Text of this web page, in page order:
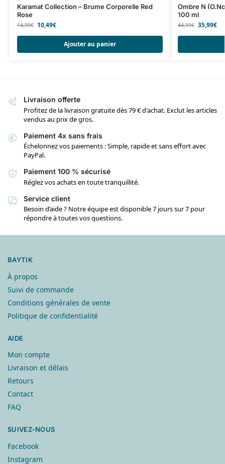
Karamat Collection – Brume Corporelle Red
Rose
14,99€ 10,49€
Ajouter au panier
Ombre N
100 ml
44,99€ 35,99€
Livraison offerte
Profitez de la livraison gratuite dès 79 € d'achat. Exclut les articles
vendus au prix de gros.
Paiement 4x sans frais
Échelonnez vos paiements : Simple, rapide et sans effort avec
PayPal.
Paiement 100 % sécurisé
Réglez vos achats en toute tranquillité.
Service client
Besoin d’aide ? Notre équipe est disponible 7 jours sur 7 pour
répondre à toutes vos questions.
BAYTIK
À propos
Suivi de commande
Conditions générales de vente
Politique de confidentialité
AIDE
Mon compte
Livraison et délais
Retours
Contact
FAQ
SUIVEZ-NOUS
Facebook
Instagram